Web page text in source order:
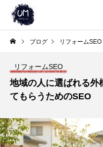
ブログ リフォームSEO
リフォームSEO
地域の人に選ばれる外
てもらうためのSEO